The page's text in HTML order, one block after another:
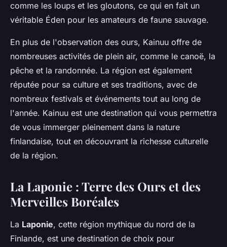
comme les loups et les gloutons, ce qui en fait un
véritable Éden pour les amateurs de faune sauvage.
En plus de l'observation des ours, Kainuu offre de
nombreuses activités de plein air, comme le canoë, la
pêche et la randonnée. La région est également
réputée pour sa culture et ses traditions, avec de
nombreux festivals et événements tout au long de
l'année. Kainuu est une destination qui vous permettra
de vous immerger pleinement dans la nature
finlandaise, tout en découvrant la richesse culturelle
de la région.
La Laponie : Terre des Ours et des
Merveilles Boréales
La Laponie, cette région mythique du nord de la
Finlande, est une destination de choix pour